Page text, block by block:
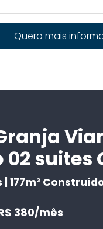
Quero mais
suites
177m²
380/mês